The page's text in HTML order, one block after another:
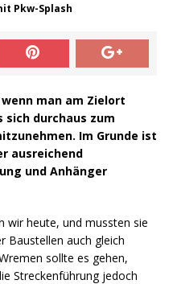
Pkw-Splash
man am Zielort
durchaus zum
Im Grunde ist
ausreichend
und Anhänger
wir heute, und mussten sie
Baustellen auch gleich
sollte es gehen,
Streckenführung jedoch